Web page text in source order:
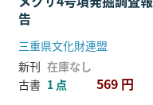
告
三重県文化財連盟
新刊 在庫なし
古書 1 点 569 円